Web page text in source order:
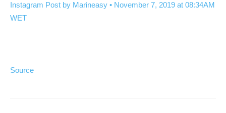
Instagram Post by Marineasy • November 7, 2019 at 08:34AM
WET
Source